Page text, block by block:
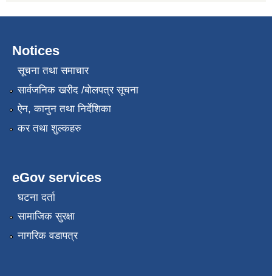
Notices
सूचना तथा समाचार
सार्वजनिक खरीद /बोलपत्र सूचना
ऐन, कानुन तथा निर्देशिका
कर तथा शुल्कहरु
eGov services
घटना दर्ता
सामाजिक सुरक्षा
नागरिक वडापत्र